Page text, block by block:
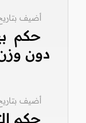
أضيف بتاريخ: 08-06-
حكم
دون
أضيف بتاريخ: 08-06-
حكم